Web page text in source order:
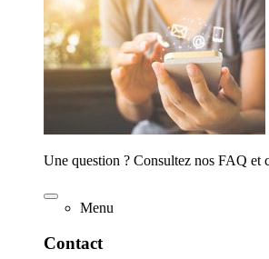
Une question ? Consultez nos FAQ et
Menu
Contact